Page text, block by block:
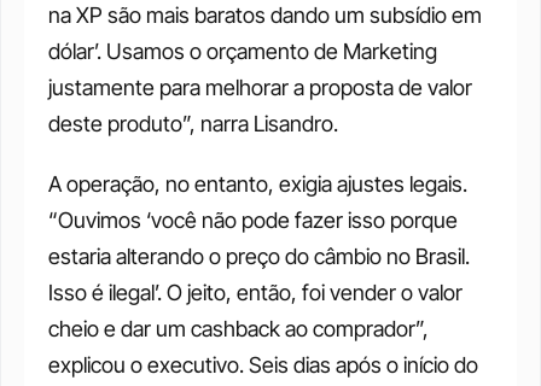
na XP são mais baratos dando um subsídio em
dólar’. Usamos o orçamento de Marketing
justamente para melhorar a proposta de valor
deste produto”, narra Lisandro.
A operação, no entanto, exigia ajustes legais.
“Ouvimos ‘você não pode fazer isso porque
estaria alterando o preço do câmbio no Brasil.
Isso é ilegal’. O jeito, então, foi vender o valor
cheio e dar um cashback ao comprador”,
explicou o executivo. Seis dias após o início do